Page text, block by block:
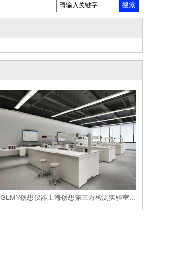
搜索
GLMY创想仪器上海创想第三方检测实验室...